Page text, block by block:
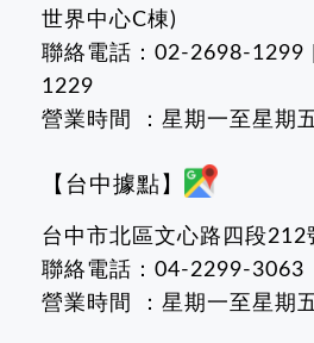
世界中心C棟)
聯絡電話：02-2698-1299
1229
營業時間 ：星期一至星期
【台中據點】
台中市北區文心路四段212
聯絡電話：04-2299-3063
營業時間 ：星期一至星期